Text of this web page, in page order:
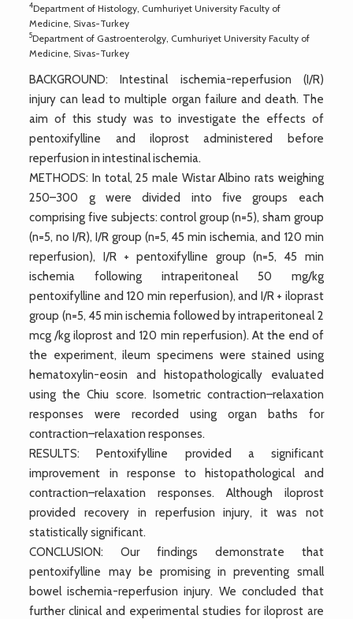
4Department of Histology, Cumhuriyet University Faculty of
Medicine, Sivas-Turkey
5Department of Gastroenterolgy, Cumhuriyet University Faculty of
Medicine, Sivas-Turkey
BACKGROUND: Intestinal ischemia-reperfusion (I/R)
injury can lead to multiple organ failure and death. The
aim of this study was to investigate the effects of
pentoxifylline and iloprost administered before
reperfusion in intestinal ischemia.
METHODS: In total, 25 male Wistar Albino rats weighing
250–300 g were divided into five groups each
comprising five subjects: control group (n=5), sham group
(n=5, no I/R), I/R group (n=5, 45 min ischemia, and 120 min
reperfusion), I/R + pentoxifylline group (n=5, 45 min
ischemia following intraperitoneal 50 mg/kg
pentoxifylline and 120 min reperfusion), and I/R + iloprast
group (n=5, 45 min ischemia followed by intraperitoneal 2
mcg /kg iloprost and 120 min reperfusion). At the end of
the experiment, ileum specimens were stained using
hematoxylin-eosin and histopathologically evaluated
using the Chiu score. Isometric contraction–relaxation
responses were recorded using organ baths for
contraction–relaxation responses.
RESULTS: Pentoxifylline provided a significant
improvement in response to histopathological and
contraction–relaxation responses. Although iloprost
provided recovery in reperfusion injury, it was not
statistically significant.
CONCLUSION: Our findings demonstrate that
pentoxifylline may be promising in preventing small
bowel ischemia-reperfusion injury. We concluded that
further clinical and experimental studies for iloprost are